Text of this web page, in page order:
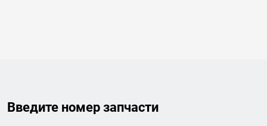
Введите номер запчасти